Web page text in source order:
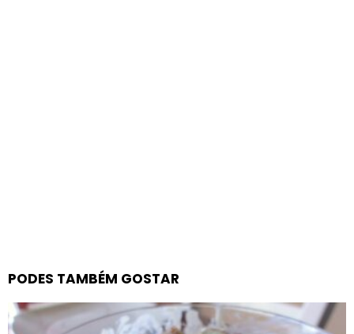
PODES TAMBÉM GOSTAR